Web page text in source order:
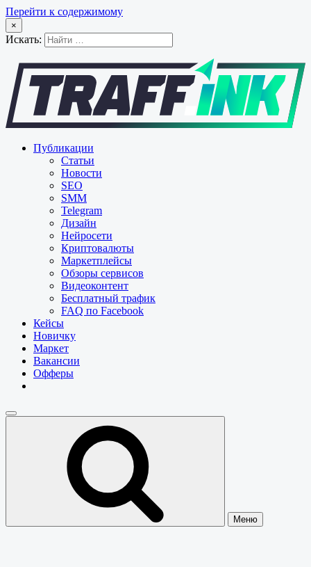
Перейти к содержимому
×
Искать:
Публикации
Статьи
Новости
SEO
SMM
Telegram
Дизайн
Нейросети
Криптовалюты
Маркетплейсы
Обзоры сервисов
Видеоконтент
Бесплатный трафик
FAQ по Facebook
Кейсы
Новичку
Маркет
Вакансии
Офферы
Меню